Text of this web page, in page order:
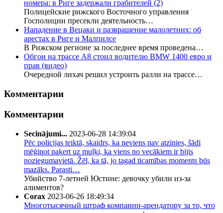
номера: в Риге задержали грабителей (2)
Полицейские рижского Восточного управления
Госполиции пресекли деятельность…
Нападение в Вецаки и развращение малолетних: об
арестах в Риге и Малпилсе
В Рижском регионе за последнее время проведена…
Обгон на трассе А8 стоил водителю BMW 1400 евро и
прав (видео)
Очередной лихач решил устроить ралли на трассе…
Комментарии
Комментарии
Secinājumi... 2023-06-28 14:39:04
Pēc policijas teiktā, skaidrs, ka neviens nav atzinies, šādi
mēģinot paķert uz muļķi, ka viens no vecākiem ir bijis
noziegumavietā. Žēl, ka tā, jo tagad ticamības moments būs
mazāks. Parasti…
Убийство 7-летней Юстине: девочку убили из-за
алиментов?
Corax 2023-06-26 18:49:34
Многотысячный штраф компании-арендатору за то, что